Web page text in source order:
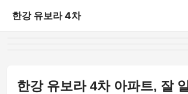
한강 유보라 4차
한강 유보라 4차 아파트, 잘